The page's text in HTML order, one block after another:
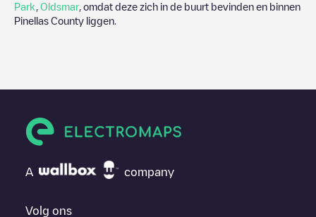
Park Oldsmar, omdat deze zich in de buurt bevinden en binnen
Pinellas County liggen.
A company
Volg ons